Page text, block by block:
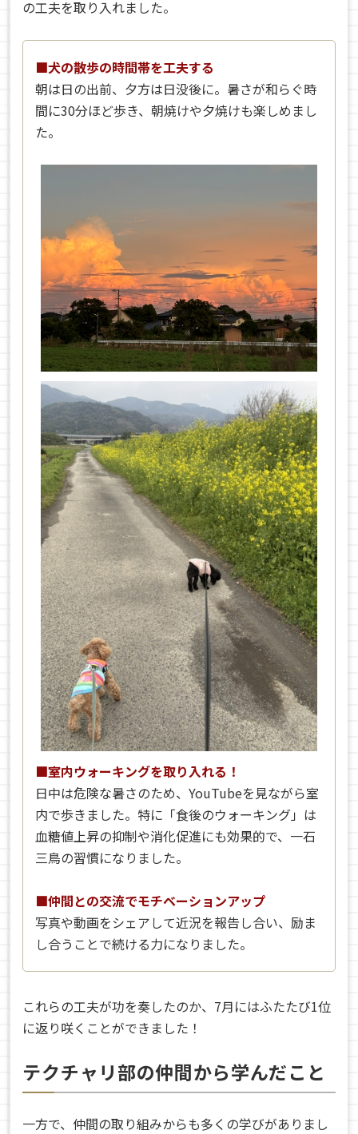
の工夫を取り入れました。
■犬の散歩の時間帯を工夫する
朝は日の出前、夕方は日没後に。暑さが和らぐ時
間に30分ほど歩き、朝焼けや夕焼けも楽しめまし
た。
■室内ウォーキングを取り入れる！
日中は危険な暑さのため、YouTubeを見ながら室
内で歩きました。特に「食後のウォーキング」は
血糖値上昇の抑制や消化促進にも効果的で、一石
三鳥の習慣になりました。
■仲間との交流でモチベーションアップ
写真や動画をシェアして近況を報告し合い、励ま
し合うことで続ける力になりました。
これらの工夫が功を奏したのか、7月にはふたたび1位
に返り咲くことができました！
テクチャリ部の仲間から学んだこと
一方で、仲間の取り組みからも多くの学びがありまし